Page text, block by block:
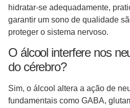
hidratar-se adequadamente,
garantir um sono de qualidade
proteger o sistema nervoso.
O álcool interfere nos
do cérebro?
Sim, o álcool altera a ação de
fundamentais como GABA,